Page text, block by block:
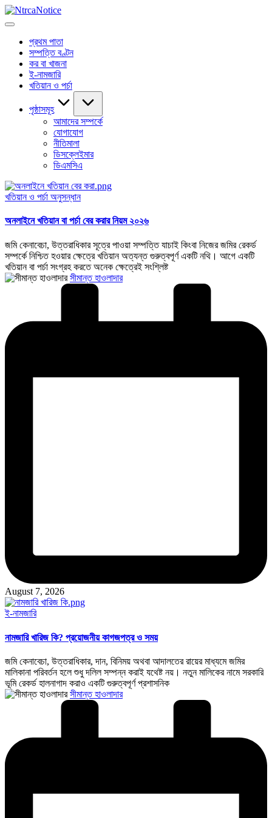
Skip
to
NtrcaNotice
বাংলাদেশের
সংক্রান্ত
প্রথম পাতা
সম্পত্তি বণ্টন
কর বা খাজনা
ই-নামজারি
খতিয়ান ও পর্চা
পৃষ্ঠাসমূহ
আমাদের সম্পর্কে
যোগাযোগ
নীতিমালা
ডিসক্লেইমার
ডিএমসিএ
Posted
খতিয়ান ও পর্চা অনুসন্ধান
অনলাইনে খতিয়ান বা পর্চা বের করার নিয়ম ২০২৬
জমি কেনাবেচা, উত্তরাধিকার সূত্রে পাওয়া সম্পত্তি যাচাই কিংবা নিজের জমির রেকর্ড
সম্পর্কে নিশ্চিত হওয়ার ক্ষেত্রে খতিয়ান অত্যন্ত গুরুত্বপূর্ণ একটি নথি। আগে একটি
খতিয়ান বা পর্চা সংগ্রহ করতে অনেক ক্ষেত্রেই সংশ্লিষ্ট
Posted
সীমান্ত হাওলাদার
August 7, 2026
Posted
ই-নামজারি
নামজারি খারিজ কি? প্রয়োজনীয় কাগজপত্র ও সময়
জমি কেনাবেচা, উত্তরাধিকার, দান, বিনিময় অথবা আদালতের রায়ের মাধ্যমে জমির
মালিকানা পরিবর্তন হলে শুধু দলিল সম্পন্ন করাই যথেষ্ট নয়। নতুন মালিকের নামে সরকারি
ভূমি রেকর্ড হালনাগাদ করাও একটি গুরুত্বপূর্ণ প্রশাসনিক
Posted
সীমান্ত হাওলাদার